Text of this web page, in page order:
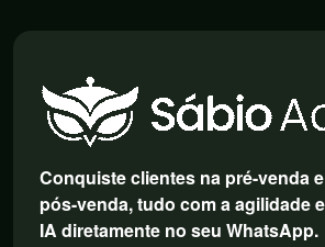
Conquiste clientes na pré-venda
pós-venda, tudo com a agilidade
IA diretamente no seu WhatsApp.